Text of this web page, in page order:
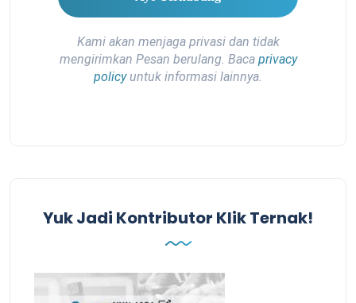
Kami akan menjaga privasi dan tidak
mengirimkan Pesan berulang. Baca privacy
policyuntuk informasi lainnya.
Yuk Jadi Kontributor Klik Ternak!